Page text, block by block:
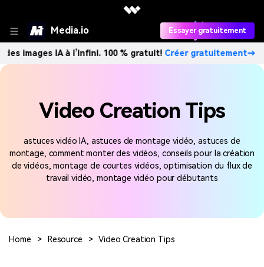
Media.io Essayer gratuitement
images IA à l’infini. 100 % gratuit!Créer gratuitement→
Video Creation Tips
astuces vidéo IA, astuces de montage vidéo, astuces de
montage, comment monter des vidéos, conseils pour la création
de vidéos, montage de courtes vidéos, optimisation du flux de
travail vidéo, montage vidéo pour débutants
Home > Resource > Video Creation Tips